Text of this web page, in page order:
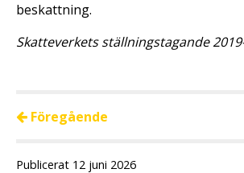
beskattning.
Skatteverkets ställningstagande
Föregående
Publicerat 12 juni 2026